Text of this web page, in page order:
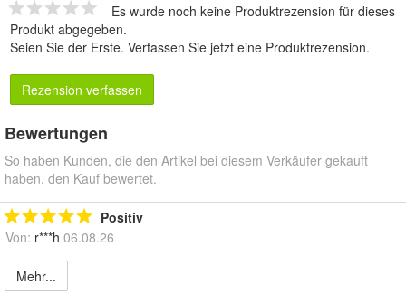
Es wurde noch keine Produktrezension für dieses
Produkt abgegeben.
Seien Sie der Erste. Verfassen Sie jetzt eine Produktrezension.
Rezension verfassen
Bewertungen
So haben Kunden, die den Artikel bei diesem Verkäufer gekauft
haben, den Kauf bewertet.
Positiv
Von: r***h 06.08.26
Mehr...